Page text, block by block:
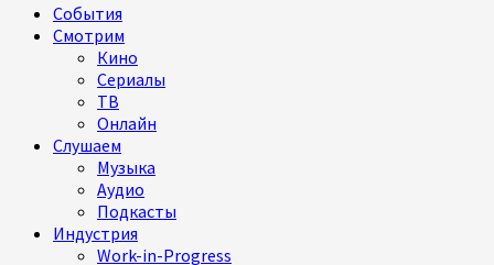
Основное
меню
События
Смотрим
Кино
Сериалы
ТВ
Онлайн
Слушаем
Музыка
Аудио
Подкасты
Индустрия
Work-in-Progress